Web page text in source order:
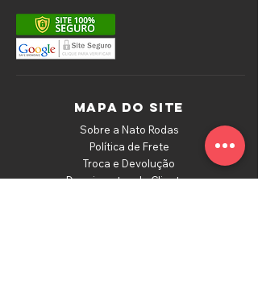
MAPA DO SITE
Sobre a Nato Rodas
Política de Frete
Troca e Devolução
Depoimentos de Clientes